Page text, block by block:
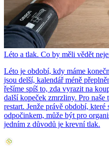
Léto a tlak. Co by měli vědět
Léto je období, kdy máme
jsou delší, kalendář méně
řešíme spíš to, zda vyrazit na
další kopeček zmrzliny. Pro naše
restart. Jenže právě období, které
odpočinkem, může být pro
jedním z důvodů je krevní tlak.